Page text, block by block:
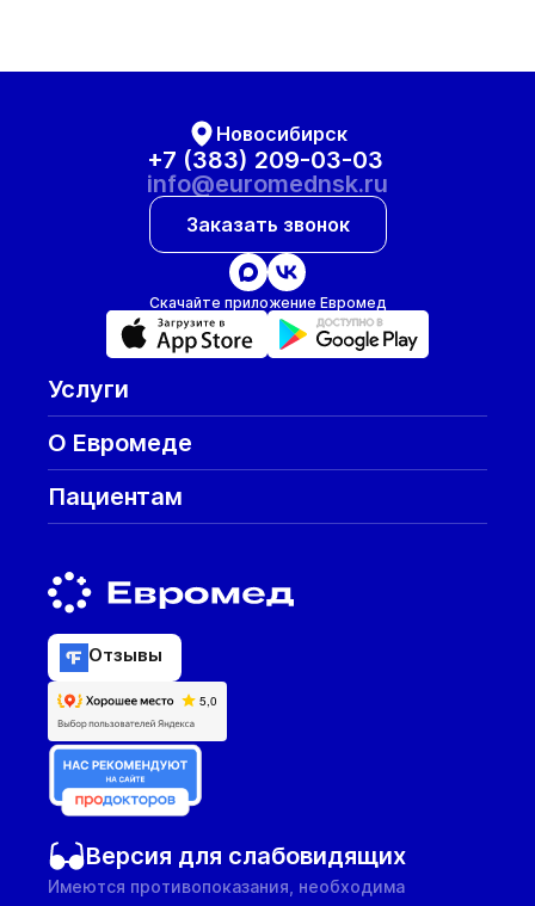
Новосибирск
+7 (383) 209-03-03
info@euromednsk.ru
Заказать звонок
Скачайте приложение Евромед
Услуги
О Евромеде
Пациентам
Отзывы
Версия для слабовидящих
Имеются противопоказания, необходима